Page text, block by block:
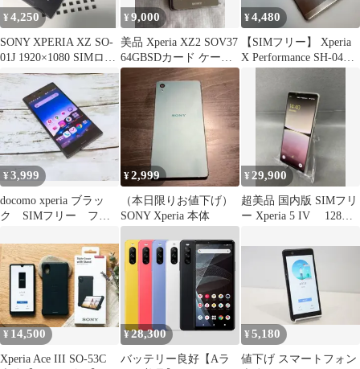
¥4,250
SONY XPERIA XZ SO-
01J 1920×1080 SIMロッ
ク解除
¥9,000
美品 Xperia XZ2 SOV37
64GBSDカード ケース
付
¥4,480
【SIMフリー】 Xperia
X Performance SH-04H
¥3,999
docomo xperia ブラッ
ク SIMフリー フル
¥2,999
（本日限りお値下げ）
SONY Xperia 本体
¥ 29,900
超美品 国内版 SIMフリ
ー Xperia 5 IV 128GB
¥ 14,500
Xperia Ace III SO-53C
¥28,300
バッテリー良好【Aラ
¥5,180
値下げ スマートフォン